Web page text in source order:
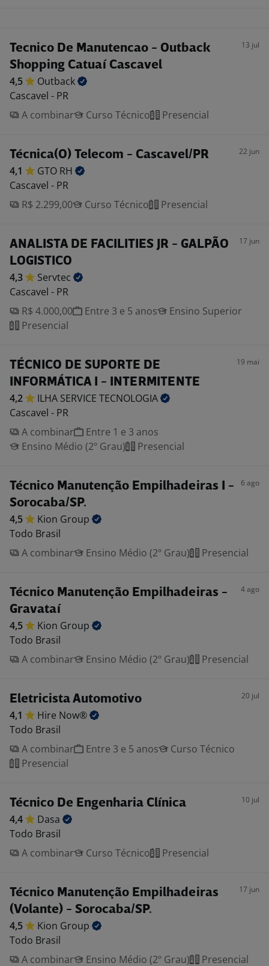
Tecnico De Manutencao - Outback
Shopping Catuaí Cascavel
13 jul
4,5
Outback
Cascavel - PR
A combinar
Curso Técnico Presencial
Técnica(O) Telecom - Cascavel/PR 22 jun
4,1 GTO RH
Cascavel - PR
R$ 2.299,00
Curso Técnico Presencial
ANALISTA DE FACILITIES JR - GALPÃO
LOGISTICO
17 jun
4,3
Servtec
Cascavel - PR
R$ 4.000,00
Entre 3 e 5 anos
Ensino Superior
Presencial
TÉCNICO DE SUPORTE DE
INFORMÁTICA I - INTERMITENTE
19 mai
4,2 ILHA SERVICE TECNOLOGIA
Cascavel - PR
A combinar
Entre 1 e 3 anos
Ensino Médio (2º Grau)
Presencial
Técnico Manutenção Empilhadeiras I -
Sorocaba/SP.
6 ago
4,5 Kion Group
Todo Brasil
A combinar
Ensino Médio (2º Grau) Presencial
Técnico Manutenção Empilhadeiras -
Gravataí
4 ago
4,5 Kion Group
Todo Brasil
A combinar
Ensino Médio (2º Grau) Presencial
Eletricista Automotivo 20 jul
4,1 Hire Now®
Todo Brasil
A combinar
Entre 3 e 5 anos
Curso Técnico
Presencial
Técnico De Engenharia Clínica 10 jul
4,4
Dasa
Todo Brasil
A combinar
Curso Técnico Presencial
Técnico Manutenção Empilhadeiras
(Volante) - Sorocaba/SP.
17 jun
4,5 Kion Group
Todo Brasil
A combinar
Ensino Médio (2º Grau) Presencial